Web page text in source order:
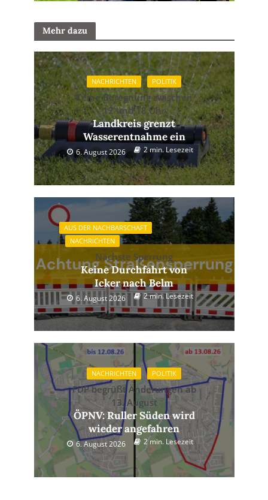
Mehr dazu
NACHRICHTEN POLITIK
Keine Beregnung zwischen
12 und 18 Uhr
Landkreis grenzt
Wasserentnahme ein
6. August 2026 2 min. Lesezeit
AUS DER NACHBARSCHAFT
NACHRICHTEN
Nächste Sperrung
Keine Durchfahrt von
Icker nach Belm
6. August 2026 2 min. Lesezeit
NACHRICHTEN POLITIK
FDP begrüßt Änderungen ab
13. August
ÖPNV: Ruller Süden wird
wieder angefahren
6. August 2026 2 min. Lesezeit